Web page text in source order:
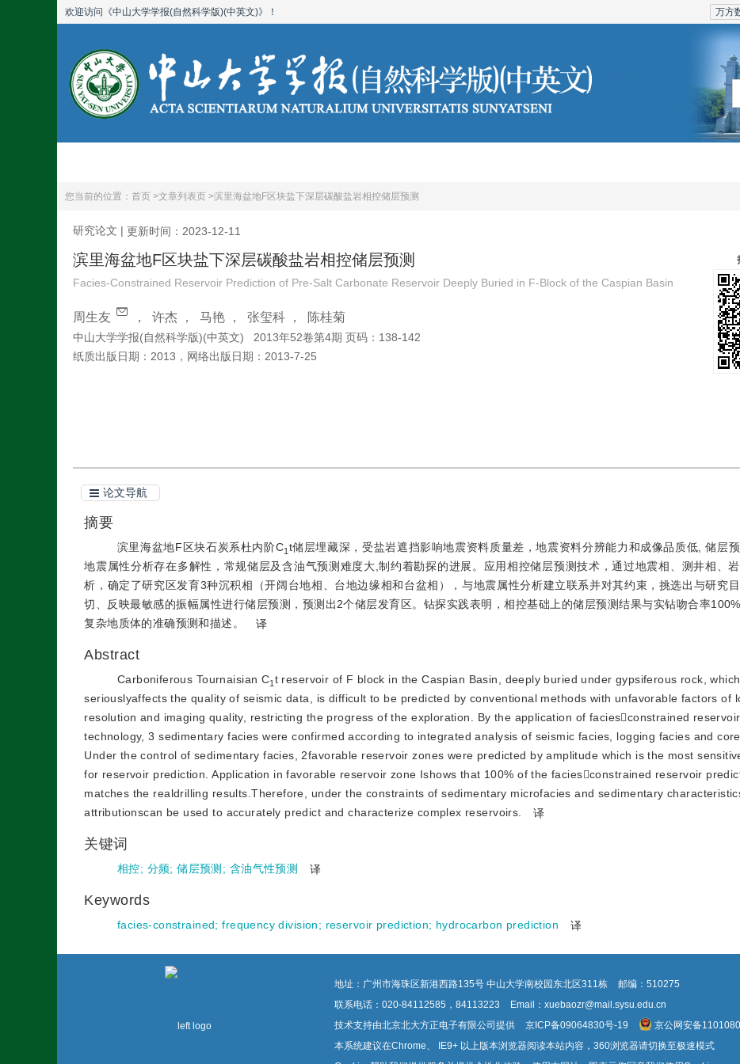
欢迎访问《中山大学学报(自然科学版)(中英文)》！ 万方
您当前的位置： 首页 >文章列表页 >滨里海盆地F区块盐下深层碳酸盐岩相控储层预测
研究论文 | 更新时间：2023-12-11
滨里海盆地F区块盐下深层碳酸盐岩相控储层预测
Facies-Constrained Reservoir Prediction of Pre-Salt Carbonate Reservoir Deeply Buried in F-Block of the Caspian Basin
周生友 ， 许杰 ， 马艳 ， 张玺科 ， 陈桂菊
中山大学学报(自然科学版)(中英文)
2013年52卷第4期 页码：138-142
纸质出版日期： 2013 ， 网络出版日期： 2013-7-25
论文导航
摘要
滨里海盆地F区块石炭系杜内阶C1 t储层埋藏深，受盐岩遮挡影响地震资料质量差，地震资料分辨能力和成像品质低, 储层预
地震属性分析存在多解性，常规储层及含油气预测难度大,制约着勘探的进展。应用相控储层预测技术，通过地震相、测井相、
析，确定了研究区发育3种沉积相（开阔台地相、台地边缘相和台盆相），与地震属性分析建立联系并对其约束，挑选出与研究
切、反映最敏感的振幅属性进行储层预测，预测出2个储层发育区。钻探实践表明，相控基础上的储层预测结果与实钻吻合率
复杂地质体的准确预测和描述。
译
Abstract
Carboniferous Tournaisian C1 t reservoir of F block in the Caspian Basin, deeply buried under gypsiferous rock, which
seriouslyaffects the quality of seismic data, is difficult to be predicted by conventional methods with unfavorable factors of
resolution and imaging quality, restricting the progress of the exploration. By the application of faciesconstrained
technology, 3 sedimentary facies were confirmed according to integrated analysis of seismic facies, logging facies and core
Under the control of sedimentary facies, 2favorable reservoir zones were predicted by amplitude which is the most
for reservoir prediction. Application in favorable reservoir zone Ishows that 100% of the faciesconstrained reservoir
matches the realdrilling results.Therefore, under the constraints of sedimentary microfacies and sedimentary
attributionscan be used to accurately predict and characterize complex reservoirs.
译
关键词
相控; 分频;储层预测 ; 含油气性预测 译
Keywords
facies-constrained;frequency division; reservoir prediction; hydrocarbon prediction 译
地址：广州市海珠区新港西路135号 中山大学南校园东北区311栋
邮编：510275
联系电话：020-84112585，84113223
Email：xuebaozr@mail.sysu.edu.cn
技术支持由北京北大方正电子有限公司提供
京ICP备09064830号-19
京公网安备
本系统建议在Chrome、 IE9+ 以上版本浏览器阅读本站内容，360浏览器请切换至极速模式